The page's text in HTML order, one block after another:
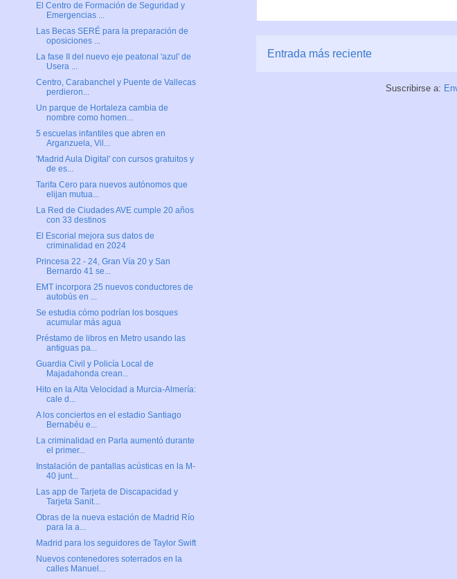
Entrada más reciente
Suscribirse a:
El Centro de Formación de Seguridad y
Emergencias ...
Las Becas SERÉ para la preparación de
oposiciones ...
La fase II del nuevo eje peatonal 'azul' de
Usera ...
Centro, Carabanchel y Puente de Vallecas
perdieron...
Un parque de Hortaleza cambia de
nombre como homen...
5 escuelas infantiles que abren en
Arganzuela, Vil...
'Madrid Aula Digital' con cursos gratuitos y
de es...
Tarifa Cero para nuevos autónomos que
elijan mutua...
La Red de Ciudades AVE cumple 20 años
con 33 destinos
El Escorial mejora sus datos de
criminalidad en 2024
Princesa 22 - 24, Gran Vía 20 y San
Bernardo 41 se...
EMT incorpora 25 nuevos conductores de
autobús en ...
Se estudia cómo podrían los bosques
acumular más agua
Préstamo de libros en Metro usando las
antiguas pa...
Guardia Civil y Policía Local de
Majadahonda crean...
Hito en la Alta Velocidad a Murcia-Almería:
cale d...
A los conciertos en el estadio Santiago
Bernabéu e...
La criminalidad en Parla aumentó durante
el primer...
Instalación de pantallas acústicas en la M-
40 junt...
Las app de Tarjeta de Discapacidad y
Tarjeta Sanit...
Obras de la nueva estación de Madrid Río
para la a...
Madrid para los seguidores de Taylor Swift
Nuevos contenedores soterrados en la
calles Manuel...